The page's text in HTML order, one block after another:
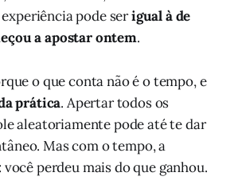
pode serigual à de
a apostar ontem.
o que conta não é o tempo, e
prática. Apertar todos os
aleatoriamente pode até te dar
Mas com o tempo, a
você perdeu mais do que ganhou.